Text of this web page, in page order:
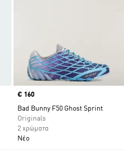
Price
€ 160
Bad Bunny F50 Ghost Sprint
Originals
2 χρώματα
Νέο